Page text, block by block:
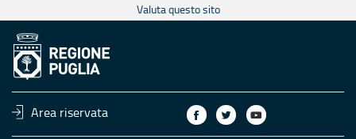
Valuta questo sito
Area riservata